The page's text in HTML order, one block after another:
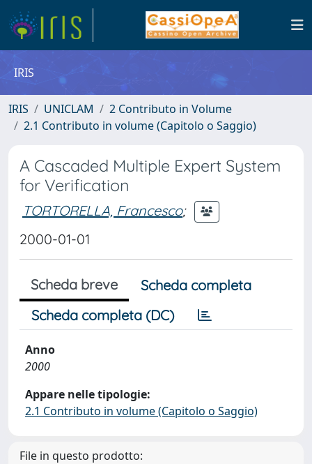
IRIS
IRIS UNICLAM
2 Contributo in Volume
2.1 Contributo in volume (Capitolo o Saggio)
A Cascaded Multiple Expert System
for Verification
TORTORELLA, Francesco;
2000-01-01
Scheda breve
Scheda completa
Scheda completa (DC)
Anno
2000
Appare nelle tipologie:
2.1 Contributo in volume (Capitolo o Saggio)
File in questo prodotto: